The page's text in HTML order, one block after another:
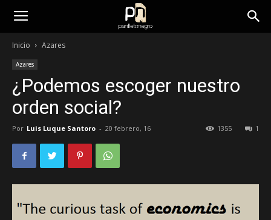
panfletonegro
Inicio Azares
Azares
¿Podemos escoger nuestro
orden social?
Por Luis Luque Santoro - 20 febrero, 16 1
1355